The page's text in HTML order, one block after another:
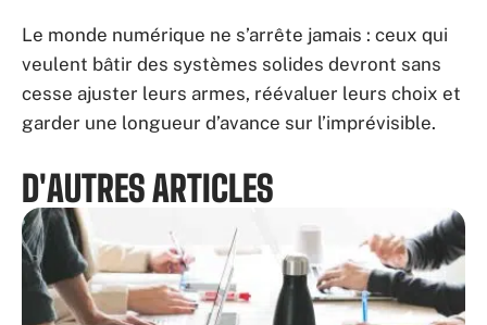
Le monde numérique ne s’arrête jamais : ceux qui
veulent bâtir des systèmes solides devront sans
cesse ajuster leurs armes, réévaluer leurs choix et
garder une longueur d’avance sur l’imprévisible.
D'AUTRES ARTICLES